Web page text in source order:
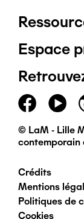
Pied
de
page
Espace
© LaM - Lille
contemporain
Pied
de
Crédits
Mentions
Politiques de
Cookies